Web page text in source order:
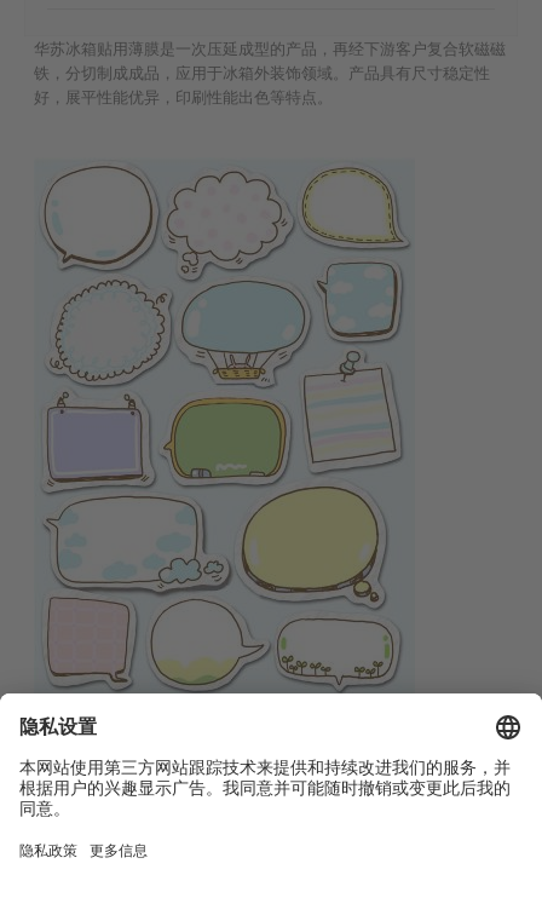
华苏冰箱贴用薄膜是一次压延成型的产品，再经下游客户复合软磁磁
铁，分切制成成品，应用于冰箱外装饰领域。产品具有尺寸稳定性
好，展平性能优异，印刷性能出色等特点。
English